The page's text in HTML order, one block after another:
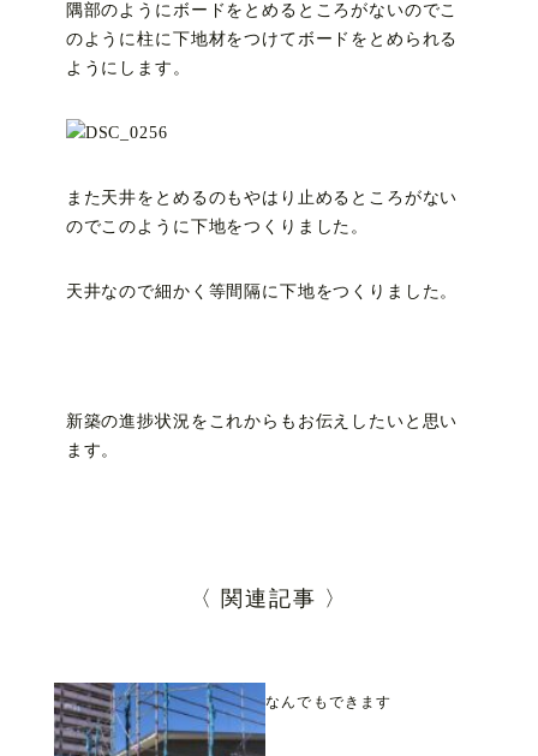
隅部のようにボードをとめるところがないのでこ
のように柱に下地材をつけてボードをとめられる
ようにします。
また天井をとめるのもやはり止めるところがない
のでこのように下地をつくりました。
天井なので細かく等間隔に下地をつくりました。
新築の進捗状況をこれからもお伝えしたいと思い
ます。
〈 関連記事 〉
なんでもできます